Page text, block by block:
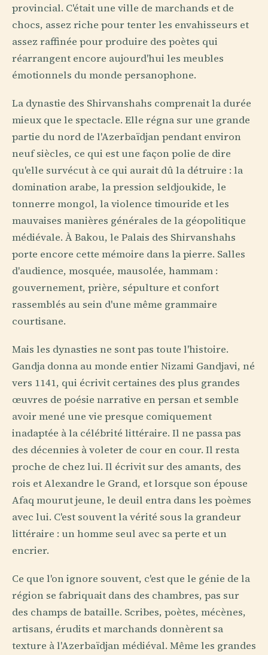
provincial. C'était une ville de marchands et de
chocs, assez riche pour tenter les envahisseurs et
assez raffinée pour produire des poètes qui
réarrangent encore aujourd'hui les meubles
émotionnels du monde persanophone.
La dynastie des Shirvanshahs comprenait la durée
mieux que le spectacle. Elle régna sur une grande
partie du nord de l'Azerbaïdjan pendant environ
neuf siècles, ce qui est une façon polie de dire
qu'elle survécut à ce qui aurait dû la détruire : la
domination arabe, la pression seldjoukide, le
tonnerre mongol, la violence timouride et les
mauvaises manières générales de la géopolitique
médiévale. À Bakou, le Palais des Shirvanshahs
porte encore cette mémoire dans la pierre. Salles
d'audience, mosquée, mausolée, hammam :
gouvernement, prière, sépulture et confort
rassemblés au sein d'une même grammaire
courtisane.
Mais les dynasties ne sont pas toute l'histoire.
Gandja donna au monde entier Nizami Gandjavi, né
vers 1141, qui écrivit certaines des plus grandes
œuvres de poésie narrative en persan et semble
avoir mené une vie presque comiquement
inadaptée à la célébrité littéraire. Il ne passa pas
des décennies à voleter de cour en cour. Il resta
proche de chez lui. Il écrivit sur des amants, des
rois et Alexandre le Grand, et lorsque son épouse
Afaq mourut jeune, le deuil entra dans les poèmes
avec lui. C'est souvent la vérité sous la grandeur
littéraire : un homme seul avec sa perte et un
encrier.
Ce que l'on ignore souvent, c'est que le génie de la
région se fabriquait dans des chambres, pas sur
des champs de bataille. Scribes, poètes, mécènes,
artisans, érudits et marchands donnèrent sa
texture à l'Azerbaïdjan médiéval. Même les grandes